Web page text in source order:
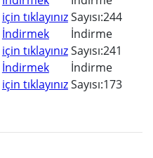
için tıklayınız Sayısı:244
İndirmek
için tıklayınız
İndirme
Sayısı:241
İndirmek
için tıklayınız
İndirme
Sayısı:173